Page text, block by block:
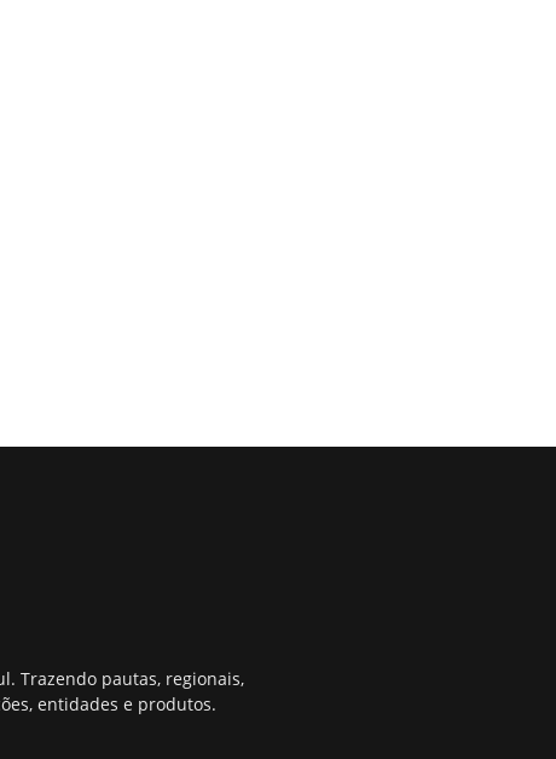
Trazendo pautas, regionais,
entidades e produtos.